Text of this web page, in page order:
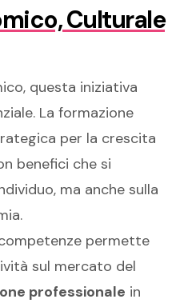
Culturale
questa iniziativa
La formazione
per la crescita
benefici che si
ma anche sulla
permette
sul mercato del
professionale in